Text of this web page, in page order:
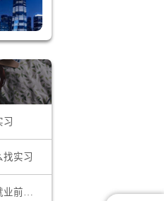
推荐文章